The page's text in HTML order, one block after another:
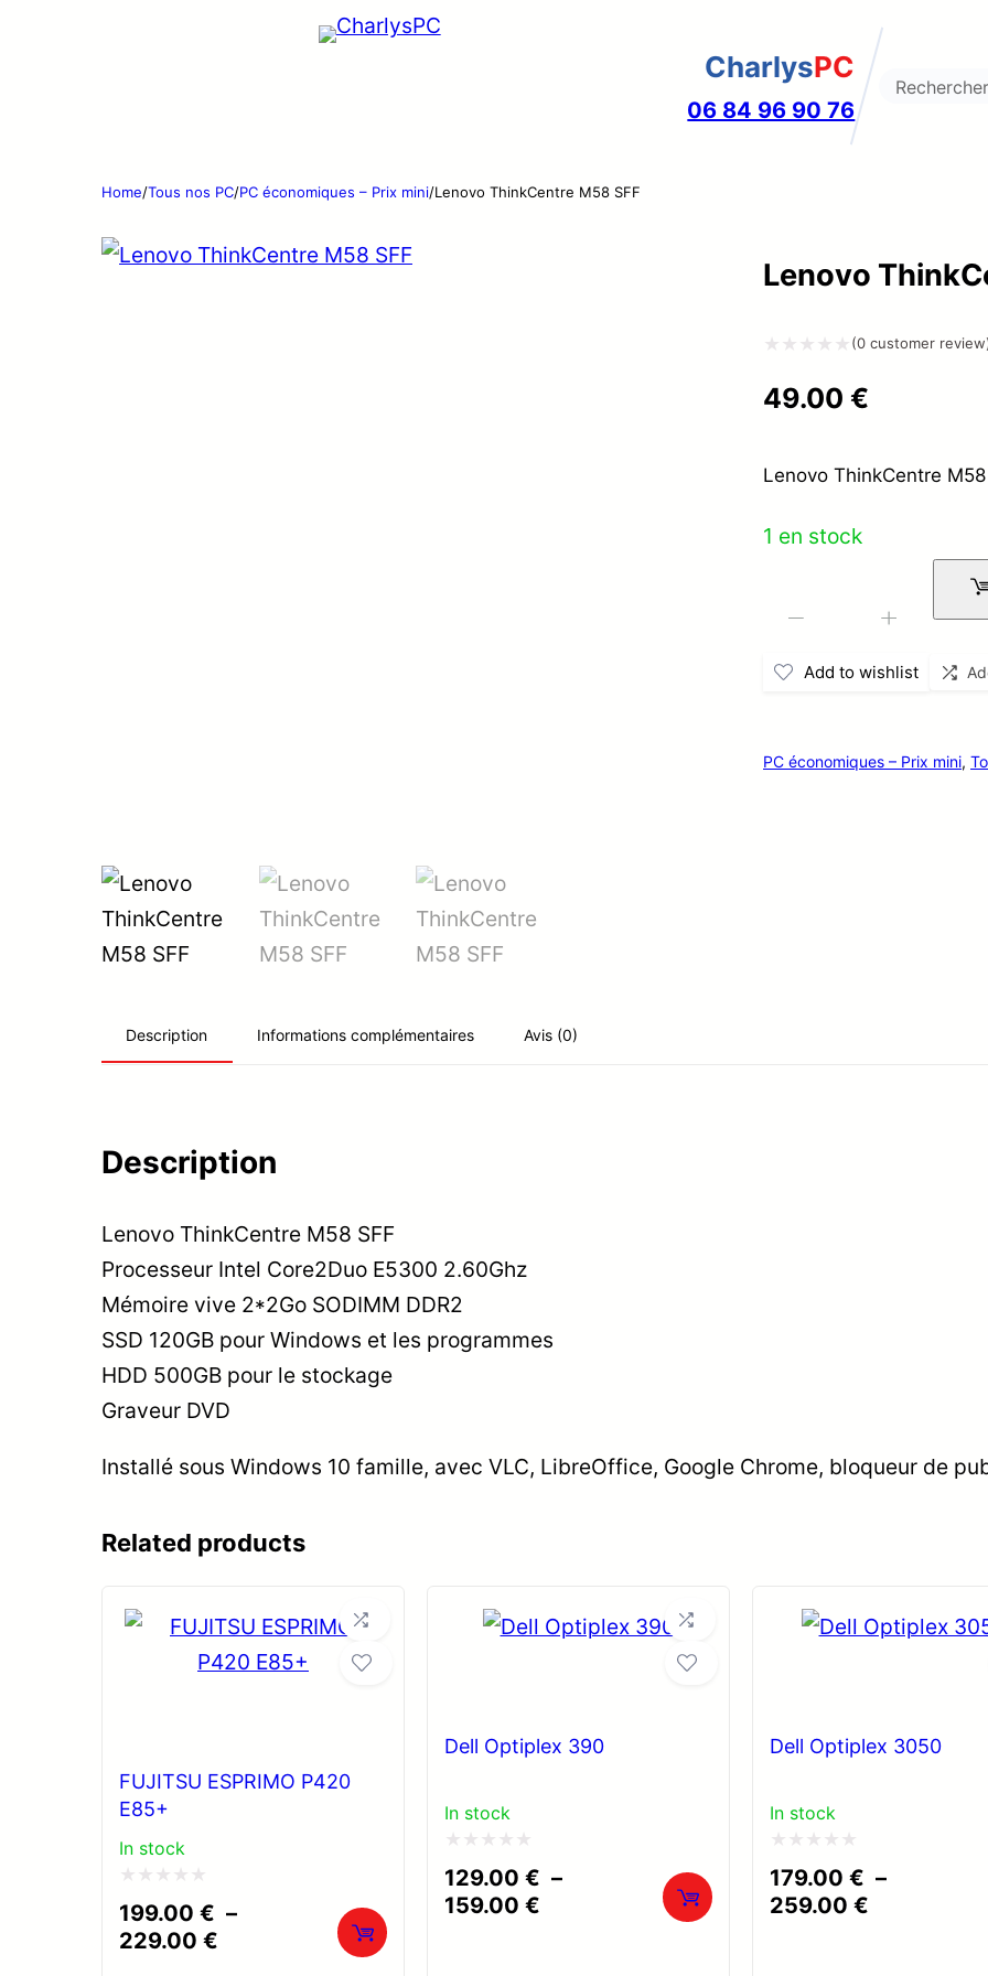
CharlysPC
06 84 96 90 76
Search
Home/Tous nos PC/PC économiques – Prix mini/Lenovo ThinkCentre M58 SFF
Lenovo
0
5
(0 customer
49.00 €
Lenovo ThinkCentre
1 en stock
LenovoAdd to wishlist
PC économiques – Prix mini,
Description Informations complémentaires Avis (0)
Description
Lenovo ThinkCentre M58 SFF
Processeur Intel Core2Duo E5300 2.60Ghz
Mémoire vive 2*2Go SODIMM DDR2
SSD 120GB pour Windows et les programmes
HDD 500GB pour le stockage
Graveur DVD
Installé sous Windows 10 famille, avec VLC, LibreOffice, Google Chrome, bloqueur de
Related products
FUJITSU ESPRIMO P420
E85+
In stock
Note
0
199.00 € –
229.00 €
Dell Optiplex 390
In stock
Note
0
129.00 € –
159.00 €
Dell Optiplex 3050
In stock
Note
0
179.00 € –
259.00 €